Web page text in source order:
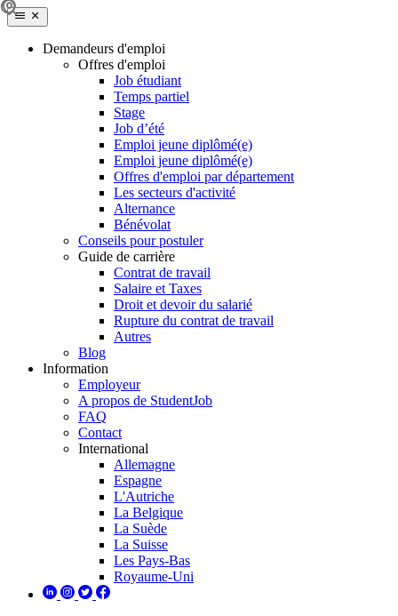
Demandeurs d'emploi
Offres d'emploi
Job étudiant
Temps partiel
Stage
Job d’été
Emploi jeune diplômé(e)
Emploi jeune diplômé(e)
Offres d'emploi par département
Les secteurs d'activité
Alternance
Bénévolat
Conseils pour postuler
Guide de carrière
Contrat de travail
Salaire et Taxes
Droit et devoir du salarié
Rupture du contrat de travail
Autres
Blog
Information
Employeur
A propos de StudentJob
FAQ
Contact
International
Allemagne
Espagne
L'Autriche
La Belgique
La Suède
La Suisse
Les Pays-Bas
Royaume-Uni